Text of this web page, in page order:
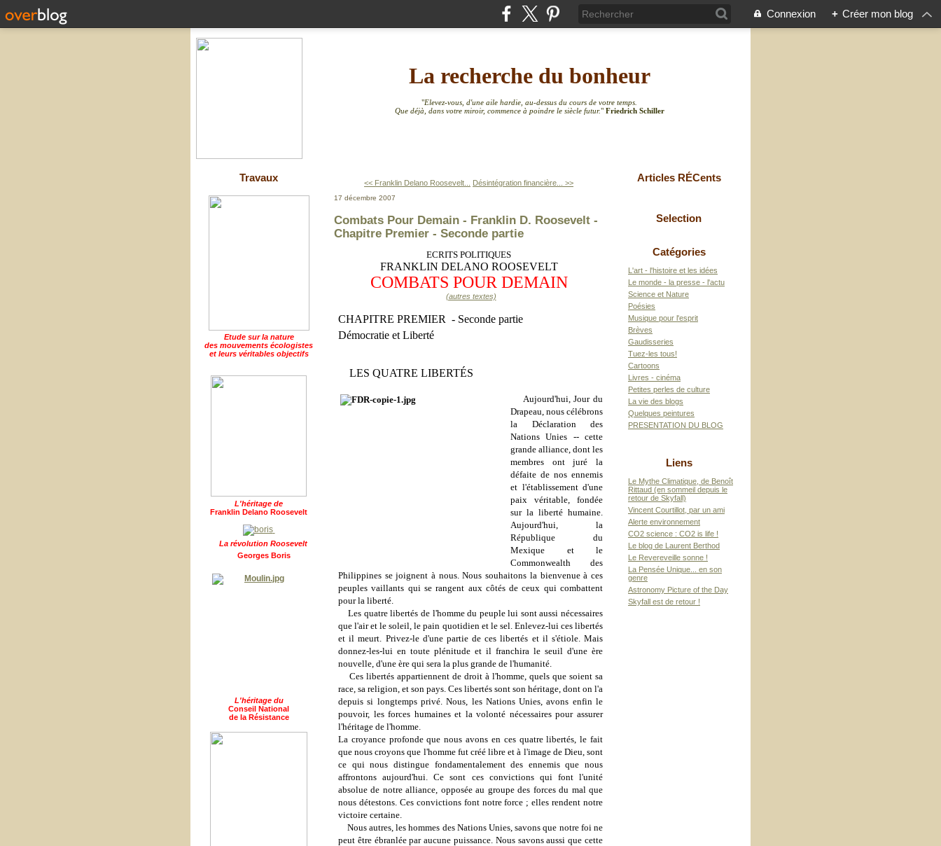
Connexion + Créer mon blog
La recherche du bonheur
"Elevez-vous, d'une aile hardie, au-dessus du cours de votre temps.
Que déjà, dans votre miroir, commence à poindre le siècle futur." Friedrich Schiller
Travaux
Etude sur la nature
des mouvements écologistes
et leurs véritables objectifs
L'héritage de
Franklin Delano Roosevelt
La révolution Roosevelt
Georges Boris
L'héritage du
Conseil National
de la Résistance
<< Franklin Delano Roosevelt... Désintégration financière... >>
17 décembre 2007
Combats Pour Demain - Franklin D. Roosevelt -
Chapitre Premier - Seconde partie
ECRITS POLITIQUES
FRANKLIN DELANO ROOSEVELT
COMBATS POUR DEMAIN
(autres textes)
CHAPITRE PREMIER - Seconde partie
Démocratie et Liberté
LES QUATRE LIBERTÉS
Aujourd'hui, Jour du
Drapeau, nous célébrons
la Déclaration des
Nations Unies -- cette
grande alliance, dont les
membres ont juré la
défaite de nos ennemis
et l'établissement d'une
paix véritable, fondée
sur la liberté humaine.
Aujourd'hui, la
République du
Mexique et le
Commonwealth des
Philippines se joignent à nous. Nous souhaitons la bienvenue à ces
peuples vaillants qui se rangent aux côtés de ceux qui combattent
pour la liberté.
Les quatre libertés de l'homme du peuple lui sont aussi nécessaires
que l'air et le soleil, le pain quotidien et le sel. Enlevez-lui ces libertés
et il meurt. Privez-le d'une partie de ces libertés et il s'étiole. Mais
donnez-les-lui en toute plénitude et il franchira le seuil d'une ère
nouvelle, d'une ère qui sera la plus grande de l'humanité.
Ces libertés appartiennent de droit à l'homme, quels que soient sa
race, sa religion, et son pays. Ces libertés sont son héritage, dont on l'a
depuis si longtemps privé. Nous, les Nations Unies, avons enfin le
pouvoir, les forces humaines et la volonté nécessaires pour assurer
l'héritage de l'homme.
La croyance profonde que nous avons en ces quatre libertés, le fait
que nous croyons que l'homme fut créé libre et à l'image de Dieu, sont
ce qui nous distingue fondamentalement des ennemis que nous
affrontons aujourd'hui. Ce sont ces convictions qui font l'unité
absolue de notre alliance, opposée au groupe des forces du mal que
nous détestons. Ces convictions font notre force ; elles rendent notre
victoire certaine.
Nous autres, les hommes des Nations Unies, savons que notre foi ne
peut être ébranlée par aucune puissance. Nous savons aussi que cette
Articles RÉCents
Selection
Catégories
L'art - l'histoire et les idées
Le monde - la presse - l'actu
Science et Nature
Poésies
Musique pour l'esprit
Brèves
Gaudisseries
Tuez-les tous!
Cartoons
Livres - cinéma
Petites perles de culture
La vie des blogs
Quelques peintures
PRESENTATION DU BLOG
Liens
Le Mythe Climatique, de Benoît
Rittaud (en sommeil depuis le
retour de Skyfall)
Vincent Courtillot, par un ami
Alerte environnement
CO2 science : CO2 is life !
Le blog de Laurent Berthod
Le Revereveille sonne !
La Pensée Unique... en son
genre
Astronomy Picture of the Day
Skyfall est de retour !